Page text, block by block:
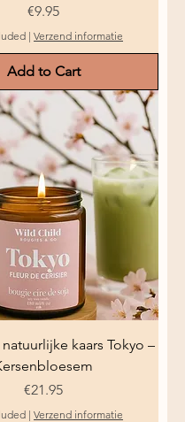
Price
€9.95
| Verzend informatie
Add to Cart
kaars Tokyo –
Price
€21.95
| Verzend informatie